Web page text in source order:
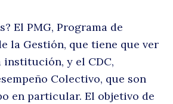
El PMG, Programa de
la Gestión, que tiene que ver
institución, y el CDC,
Colectivo, que son
en particular. El objetivo de